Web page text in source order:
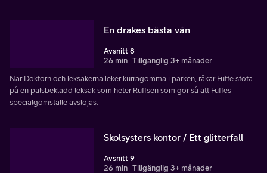
En drakes bästa vän
Avsnitt 8
26 min Tillgänglig 3+ månader
När Doktorn och leksakerna leker kurragömma i parken, råkar Fuffe stöta
på en pälsbeklädd leksak som heter Ruffsen som gör så att Fuffes
specialgömställe avslöjas.
Skolsysters kontor / Ett glitterfall
Avsnitt 9
26 min Tillgänglig 3+ månader